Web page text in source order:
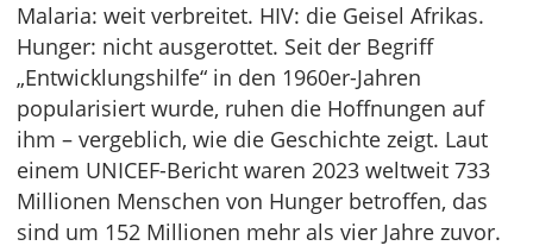
Malaria: weit verbreitet. HIV: die Geisel Afrikas.
Hunger: nicht ausgerottet. Seit der Begriff
„Entwicklungshilfe“ in den 1960er-Jahren
popularisiert wurde, ruhen die Hoffnungen auf
ihm – vergeblich, wie die Geschichte zeigt. Laut
einem UNICEF-Bericht waren 2023 weltweit 733
Millionen Menschen von Hunger betroffen, das
sind um 152 Millionen mehr als vier Jahre zuvor.